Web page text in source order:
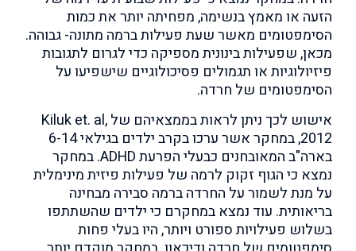
הזעה או מאמץ בנשימה, מפחיתה יותר את כמות
הסימפטומים מאשר שעת פעילות ברמה מתונה- גבוהה.
מכאן, שפעילות בינונית מספיקה כדי לגרום לתגובות
פיזיולוגיות או תגמולים פסיכולוגיים שישפיעו על
הסימפטומים של חרדה.
אישוש לכך ניתן לראות בממצאיהם של Kiluk et. al,
2012, במחקר אשר ערכו בקרב ילדים בגילאי 6-14
בארה"ב המאובחנים כבעלי הפרעת ADHD. במחקר
נמצא כי הגוף זקוק לרמה של פעילות פיזית מינימלית
על מנת לשמור על החרדה ברמה סבירה מבחינה
בריאותית. עוד נמצא במחקרם כי ילדים שהשתתפו
בשלוש פעילויות ספורט ויותר, היו בעלי פחות